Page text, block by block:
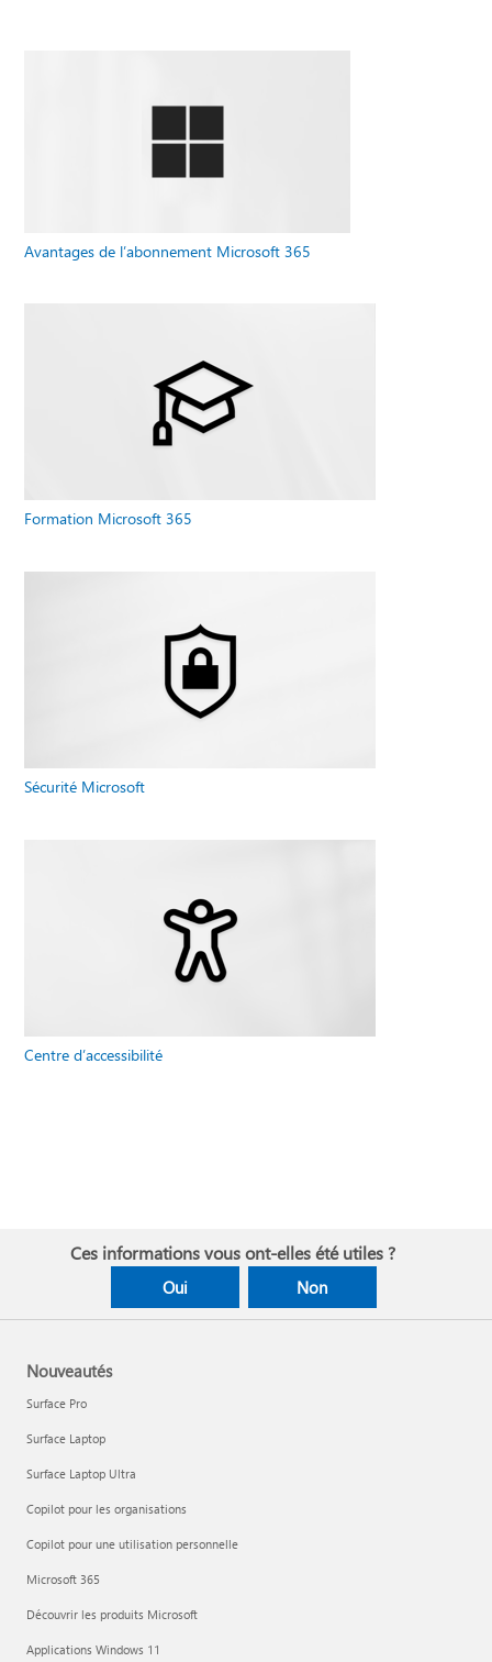
Avantages de l’abonnement Microsoft 365
Formation Microsoft 365
Sécurité Microsoft
Centre d’accessibilité
Ces informations vous ont-elles été utiles ?
Oui Non
Nouveautés
Surface Pro
Surface Laptop
Surface Laptop Ultra
Copilot pour les organisations
Copilot pour une utilisation personnelle
Microsoft 365
Découvrir les produits Microsoft
Applications Windows 11